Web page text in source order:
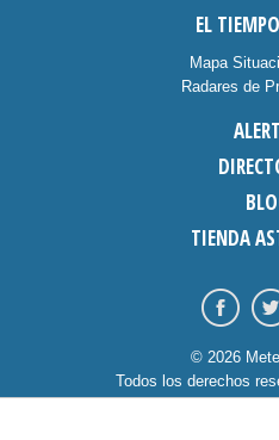
EL
Mapa
Radares de
TIENDA
© 2026
Todos los derechos